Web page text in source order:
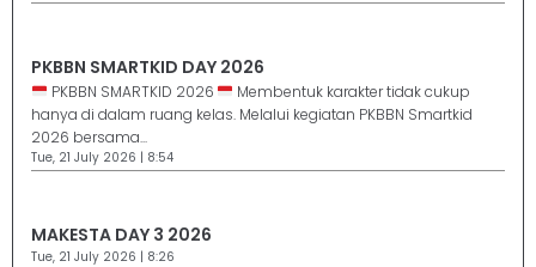
PKBBN SMARTKID DAY 2026
PKBBN SMARTKID 2026
Membentuk karakter tidak cukup
hanya di dalam ruang kelas. Melalui kegiatan PKBBN Smartkid
2026 bersama...
Tue, 21 July 2026 | 8:54
MAKESTA DAY 3 2026
Tue, 21 July 2026 | 8:26